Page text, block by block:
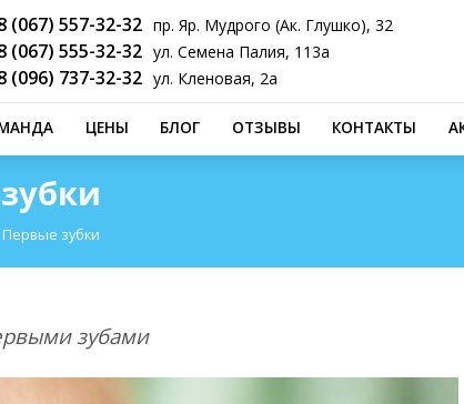
(067) 557-32-32 пр. Яр. Мудрого (Ак. Глушко), 32
(067) 555-32-32 ул. Семена Палия, 113а
(096) 737-32-32 ул. Кленовая, 2а
ЦЕНЫ БЛОГ ОТЗЫВЫ КОНТАКТЫ
Первые зубки
зубами